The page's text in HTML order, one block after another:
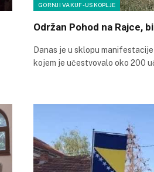
GORNJI VAKUF-USKOPLJE
Održan Pohod na Rajce,
Danas je u sklopu
kojem je učestvovalo oko 200